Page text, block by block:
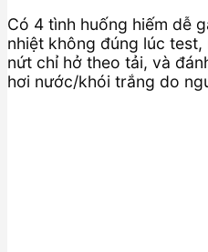
Có 4 tình huống hiếm dễ
nhiệt không đúng lúc
nứt chỉ hở theo tải, và
hơi nước/khói trắng do